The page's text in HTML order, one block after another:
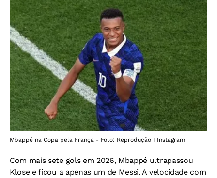
Mbappé na Copa pela França - Foto: Reprodução I Instagram
Com mais sete gols em 2026, Mbappé ultrapassou
Klose e ficou a apenas um de Messi. A velocidade com